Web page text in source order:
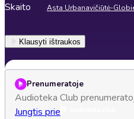
Skaito Asta Urbanavičiūtė-
Klausyti ištraukos
Prenumeratoje
Audioteka Club
Jungtis prie